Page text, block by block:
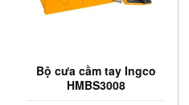
Bộ cưa cầm tay Ingco
HMBS3008